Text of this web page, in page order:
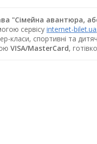
"Сімейна авантюра,
сервісу internet-bilet.ua
класи, спортивні та
VISA/MasterCard,